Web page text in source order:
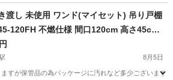
場駅 ラジコン 店頭
渡し 未使用 ワンド(マイセット) 吊り戸棚
120FH 不燃仕様 間口120cm 高さ45cm
ッチンシリーズ W1200 吊戸棚
8月5日
ますが保管品の為パッケージに汚れなど多少ございま